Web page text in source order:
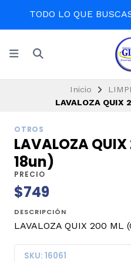
TODO LO QUE
Inicio
LAVALOZA QUIX
OTROS
LAVALOZA
18un)
PRECIO
$749
DESCRIPCIÓN
LAVALOZA QUIX 200 ML
SKU: 16061